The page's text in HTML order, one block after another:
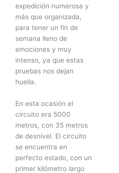
expedición numerosa y
más que organizada,
para tener un fin de
semana lleno de
emociones y muy
intenso, ya que estas
pruebas nos dejan
huella.
En esta ocasión el
circuito era 5000
metros, con 35 metros
de desnivel. El circuito
se encuentra en
perfecto estado, con un
primer kilómetro largo